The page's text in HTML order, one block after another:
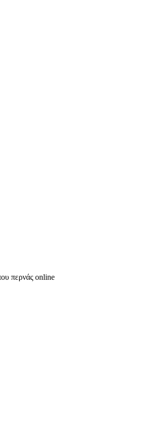
περνάς online